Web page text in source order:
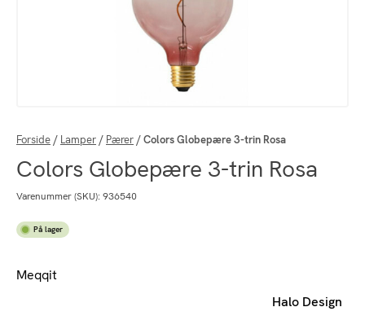
Forside / Lamper / Pærer /Colors Globepære 3-trin Rosa
Colors Globepære 3-trin Rosa
Varenummer (SKU): 936540
På lager
Meqqit
Halo Design